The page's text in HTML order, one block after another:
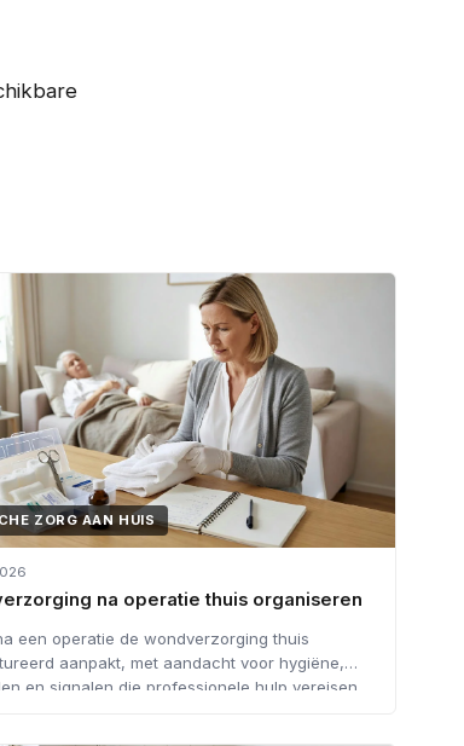
ZORG AAN HUIS
na operatie thuis organiseren
een operatie de wondverzorging thuis
aanpakt, met aandacht voor hygiëne,
en signalen die professionele hulp vereisen.